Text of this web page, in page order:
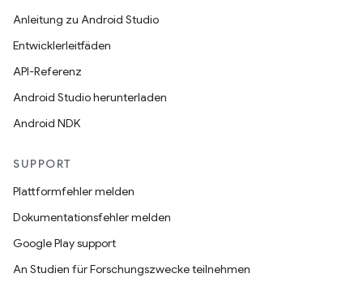
Anleitung zu Android Studio
Entwicklerleitfäden
API-Referenz
Android Studio herunterladen
Android NDK
SUPPORT
Plattformfehler melden
Dokumentationsfehler melden
Google Play support
An Studien für Forschungszwecke teilnehmen